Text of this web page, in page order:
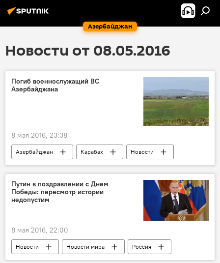
Азербайджан
Новости от 08.05.2016
Погиб военнослужащий ВС
Азербайджана
8 мая 2016, 23:38
Азербайджан Карабах Новости
Путин в поздравлении с Днем
Победы: пересмотр истории
недопустим
8 мая 2016, 22:00
Новости Новости мира Россия